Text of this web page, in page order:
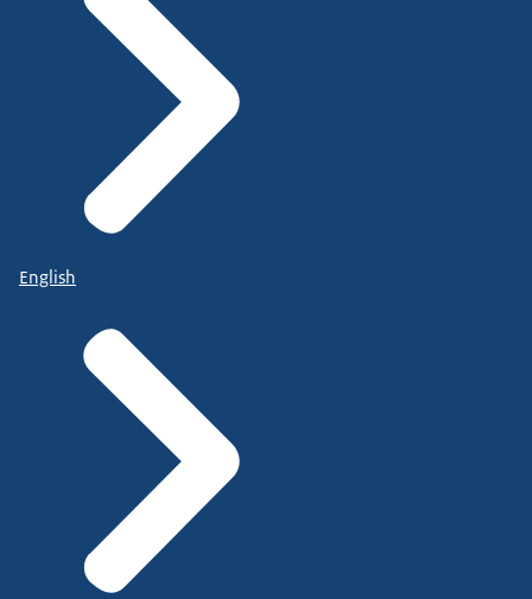
English